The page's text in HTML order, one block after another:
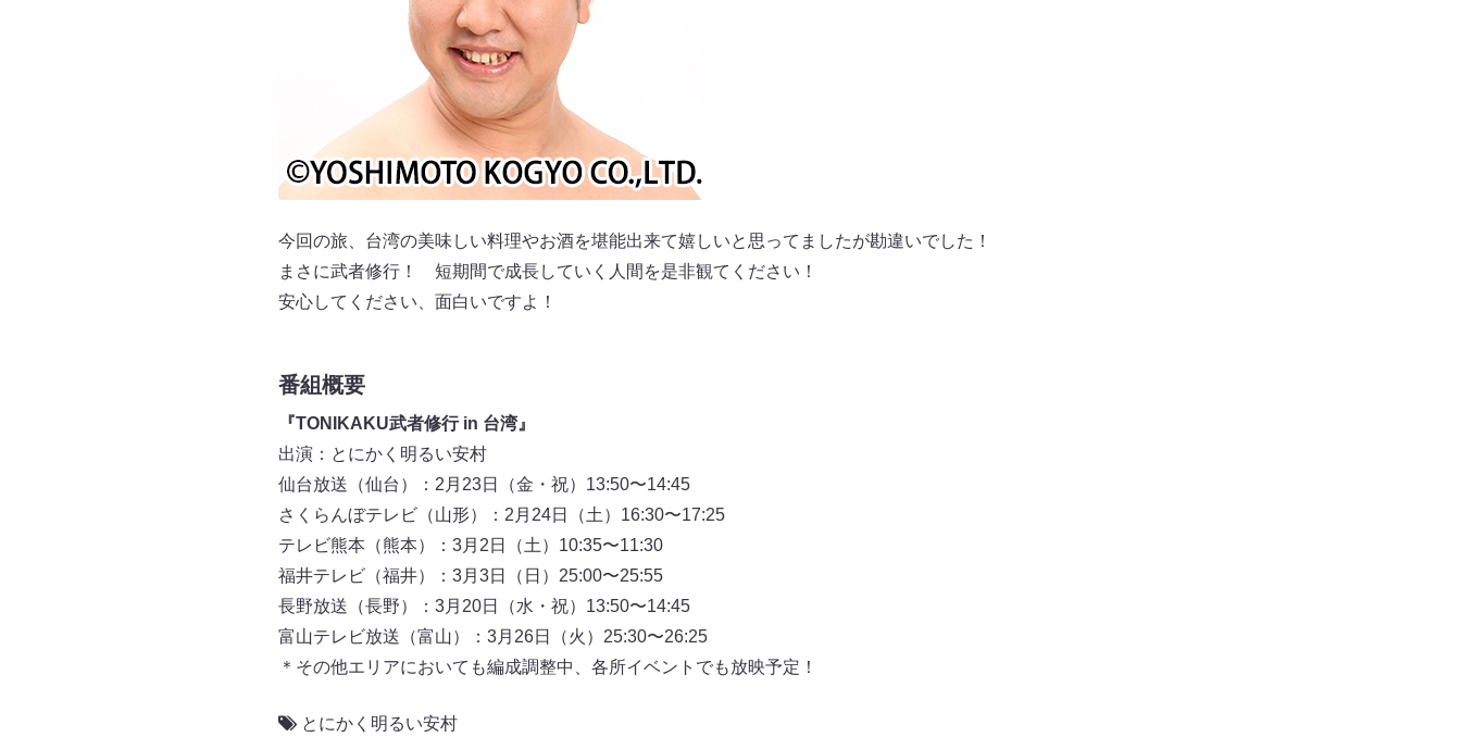
今回の旅、台湾の美味しい料理やお酒を堪能出来て嬉しいと思ってましたが勘違いでした！
まさに武者修行！ 短期間で成長していく人間を是非観てください！
安心してください、面白いですよ！
番組概要
『TONIKAKU武者修行 in 台湾』
出演：とにかく明るい安村
仙台放送（仙台）：2月23日（金・祝）13:50〜14:45
さくらんぼテレビ（山形）：2月24日（土）16:30〜17:25
テレビ熊本（熊本）：3月2日（土）10:35〜11:30
福井テレビ（福井）：3月3日（日）25:00〜25:55
長野放送（長野）：3月20日（水・祝）13:50〜14:45
富山テレビ放送（富山）：3月26日（火）25:30〜26:25
＊その他エリアにおいても編成調整中、各所イベントでも放映予定！
とにかく明るい安村